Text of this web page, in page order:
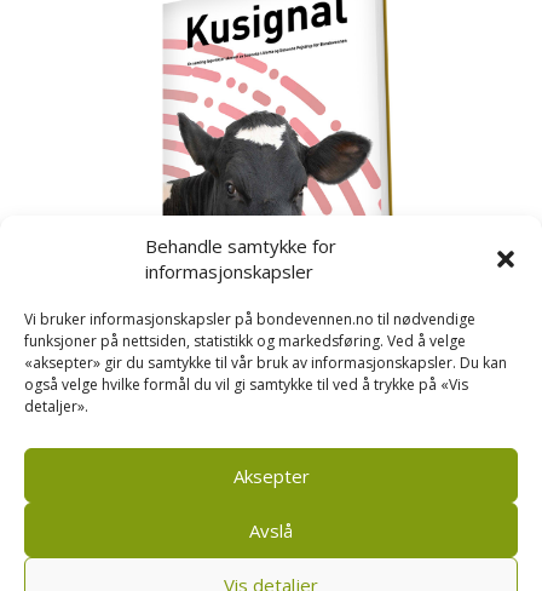
Behandle samtykke for
informasjonskapsler
Vi bruker informasjonskapsler på bondevennen.no til nødvendige
funksjoner på nettsiden, statistikk og markedsføring. Ved å velge
«aksepter» gir du samtykke til vår bruk av informasjonskapsler. Du kan
også velge hvilke formål du vil gi samtykke til ved å trykke på «Vis
detaljer».
Aksepter
Avslå
Vis detaljer
Kusignal